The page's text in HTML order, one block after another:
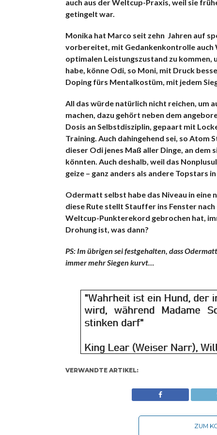
auch aus der Weltcup-Praxis, weil sie
getingelt war.
Monika hat Marco seit zehn Jahren auf
vorbereitet, mit Gedankenkontrolle auch
optimalen Leistungszustand zu kommen,
habe, könne Odi, so Moni, mit Druck
Doping fürs Mentalkostüm, mit jedem
All das würde natürlich nicht reichen, um
machen, dazu gehört neben dem
Dosis an Selbstdisziplin, gepaart mit
Training. Auch dahingehend sei, so Atom
dieser Odi jenes Maß aller Dinge, an dem
könnten. Auch deshalb, weil das
geize – ganz anders als andere Topstars
Odermatt selbst habe das Niveau in eine
diese Rute stellt Stauffer ins Fenster
Weltcup-Punkterekord gebrochen hat,
Drohung ist, was dann?
PS: Im übrigen sei festgehalten, dass
immer mehr Siegen kurvt…
VERWANDTE ARTIKEL:
ZUM